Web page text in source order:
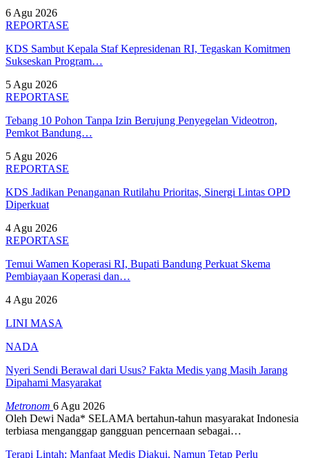
6 Agu 2026
REPORTASE
KDS Sambut Kepala Staf Kepresidenan RI, Tegaskan Komitmen
Sukseskan Program…
5 Agu 2026
REPORTASE
Tebang 10 Pohon Tanpa Izin Berujung Penyegelan Videotron,
Pemkot Bandung…
5 Agu 2026
REPORTASE
KDS Jadikan Penanganan Rutilahu Prioritas, Sinergi Lintas OPD
Diperkuat
4 Agu 2026
REPORTASE
Temui Wamen Koperasi RI, Bupati Bandung Perkuat Skema
Pembiayaan Koperasi dan…
4 Agu 2026
LINI MASA
NADA
Nyeri Sendi Berawal dari Usus? Fakta Medis yang Masih Jarang
Dipahami Masyarakat
Metronom 6 Agu 2026
Oleh Dewi Nada* SELAMA bertahun-tahun masyarakat Indonesia
terbiasa menganggap gangguan pencernaan sebagai…
Terapi Lintah: Manfaat Medis Diakui, Namun Tetap Perlu